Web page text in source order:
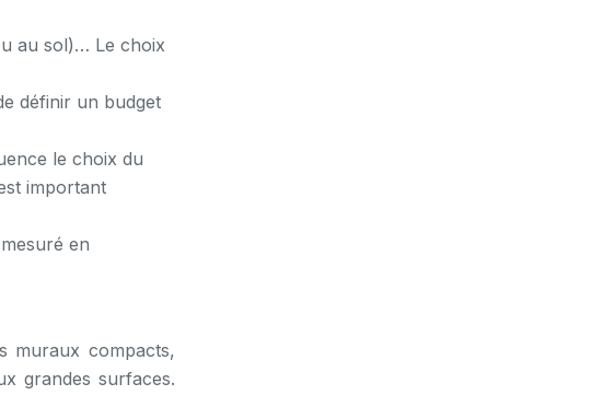
au sol)… Le choix
définir un budget
le choix du
important
en
muraux compacts,
grandes surfaces.